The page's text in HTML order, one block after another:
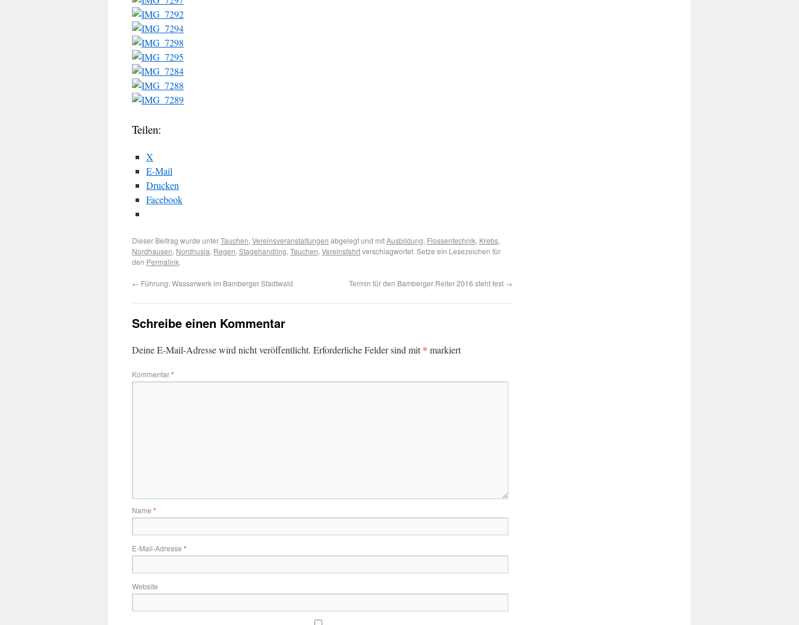
Teilen:
X
E-Mail
Drucken
Facebook
Dieser Beitrag wurde unterTauchen, Vereinsveranstaltungen abgelegt und mitAusbildung, Flossentechnik, Krebs,
Nordhausen, Nordhusia, Regen, Stagehandling, Tauchen, Vereinsfahrtverschlagwortet. Setze ein Lesezeichen für
den Permalink.
← Führung: Wasserwerk im Bamberger Stadtwald Termin für den Bamberger Reiter 2016 steht fest →
Schreibe einen Kommentar
Deine E-Mail-Adresse wird nicht veröffentlicht. Erforderliche Felder sind mit* markiert
Kommentar*
Name *
E-Mail-Adresse *
Website